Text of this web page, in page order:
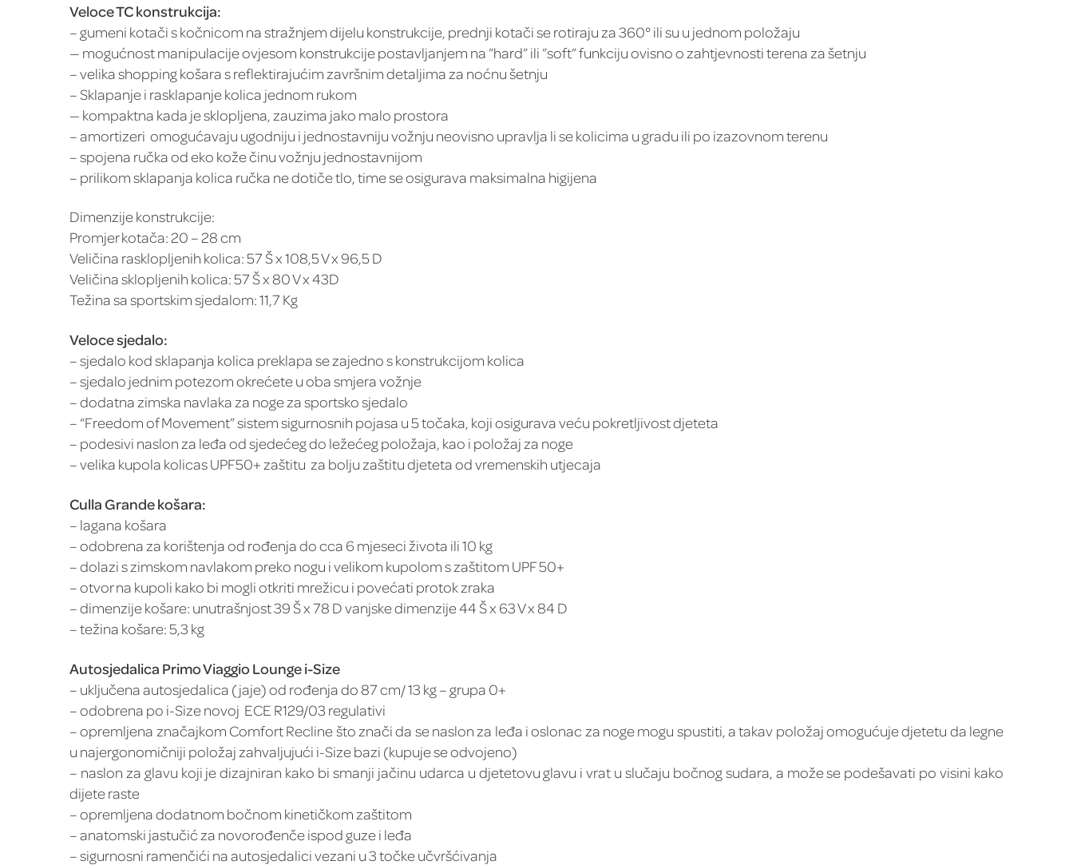
Veloce TC konstrukcija:
– gumeni kotači s kočnicom na stražnjem dijelu konstrukcije, prednji kotači se rotiraju za 360° ili su u jednom položaju
— mogućnost manipulacije ovjesom konstrukcije postavljanjem na ”hard” ili ”soft” funkciju ovisno o zahtjevnosti terena za šetnju
– velika shopping košara s reflektirajućim završnim detaljima za noćnu šetnju
– Sklapanje i rasklapanje kolica jednom rukom
— kompaktna kada je sklopljena, zauzima jako malo prostora
– amortizeri omogućavaju ugodniju i jednostavniju vožnju neovisno upravlja li se kolicima u gradu ili po izazovnom terenu
– spojena ručka od eko kože činu vožnju jednostavnijom
– prilikom sklapanja kolica ručka ne dotiče tlo, time se osigurava maksimalna higijena
Dimenzije konstrukcije:
Promjer kotača: 20 – 28 cm
Veličina rasklopljenih kolica: 57 Š x 108,5 V x 96,5 D
Veličina sklopljenih kolica: 57 Š x 80 V x 43D
Težina sa sportskim sjedalom: 11,7 Kg
Veloce sjedalo:
– sjedalo kod sklapanja kolica preklapa se zajedno s konstrukcijom kolica
– sjedalo jednim potezom okrećete u oba smjera vožnje
– dodatna zimska navlaka za noge za sportsko sjedalo
– “Freedom of Movement” sistem sigurnosnih pojasa u 5 točaka, koji osigurava veću pokretljivost djeteta
– podesivi naslon za leđa od sjedećeg do ležećeg položaja, kao i položaj za noge
– velika kupola kolicas UPF50+ zaštitu za bolju zaštitu djeteta od vremenskih utjecaja
Culla Grande košara:
– lagana košara
– odobrena za korištenja od rođenja do cca 6 mjeseci života ili 10 kg
– dolazi s zimskom navlakom preko nogu i velikom kupolom s zaštitom UPF 50+
– otvor na kupoli kako bi mogli otkriti mrežicu i povećati protok zraka
– dimenzije košare: unutrašnjost 39 Š x 78 D vanjske dimenzije 44 Š x 63 V x 84 D
– težina košare: 5,3 kg
Autosjedalica Primo Viaggio Lounge i-Size
– uključena autosjedalica (jaje) od rođenja do 87 cm/ 13 kg – grupa 0+
– odobrena po i-Size novoj ECE R129/03 regulativi
– opremljena značajkom Comfort Recline što znači da se naslon za leđa i oslonac za noge mogu spustiti, a takav položaj omogućuje djetetu da legne
u najergonomičniji položaj zahvaljujući i-Size bazi (kupuje se odvojeno)
– naslon za glavu koji je dizajniran kako bi smanji jačinu udarca u djetetovu glavu i vrat u slučaju bočnog sudara, a može se podešavati po visini kako
dijete raste
– opremljena dodatnom bočnom kinetičkom zaštitom
– anatomski jastučić za novorođenče ispod guze i leđa
– sigurnosni ramenčići na autosjedalici vezani u 3 točke učvršćivanja